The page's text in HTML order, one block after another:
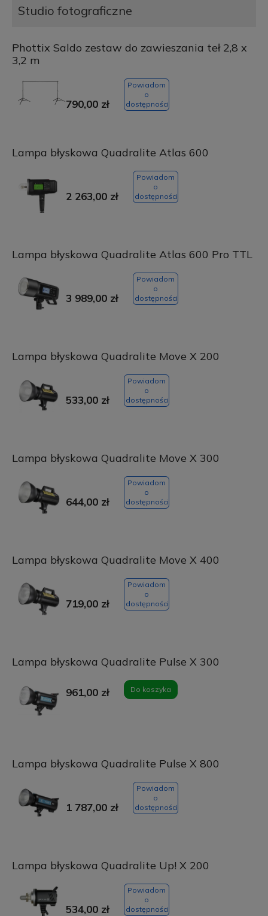
Studio fotograficzne
Phottix Saldo zestaw do zawieszania teł 2,8 x
3,2 m
790,00 zł
Powiadom
o
dostępności
Lampa błyskowa Quadralite Atlas 600
2 263,00 zł
Powiadom
o
dostępności
Lampa błyskowa Quadralite Atlas 600 Pro TTL
3 989,00 zł
Powiadom
o
dostępności
Lampa błyskowa Quadralite Move X 200
533,00 zł
Powiadom
o
dostępności
Lampa błyskowa Quadralite Move X 300
644,00 zł
Powiadom
o
dostępności
Lampa błyskowa Quadralite Move X 400
719,00 zł
Powiadom
o
dostępności
Lampa błyskowa Quadralite Pulse X 300
961,00 zł Do koszyka
Lampa błyskowa Quadralite Pulse X 800
1 787,00 zł
Powiadom
o
dostępności
Lampa błyskowa Quadralite Up! X 200
534,00 zł
Powiadom
o
dostępności